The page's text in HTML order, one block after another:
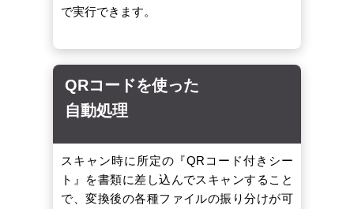
で実行できます。
QRコードを使った
自動処理
スキャン時に所定の『QRコード付きシー
ト』を書類に差し込んでスキャンすること
で、変換後の各種ファイルの振り分けが可